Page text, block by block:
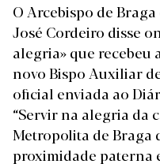
O Arcebispo de
José Cordeiro disse
alegria» que recebeu
novo Bispo Auxiliar
oficial enviada ao
“Servir na alegria da
Metropolita de Braga
proximidade paterna